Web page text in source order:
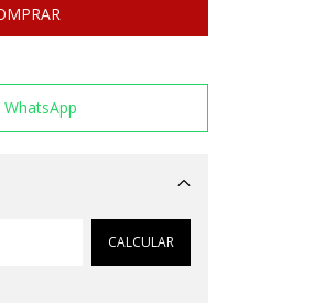
Alterar CEP
CALCULAR